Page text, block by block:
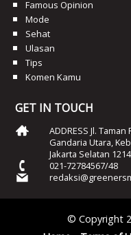
Famous Opinion
Mode
Sehat
Ulasan
Tips
Komen Kamu
GET IN TOUCH
ADDRESS Jl.
Gandaria Utara,
Jakarta Selatan
021-72784567/48
© Copyright